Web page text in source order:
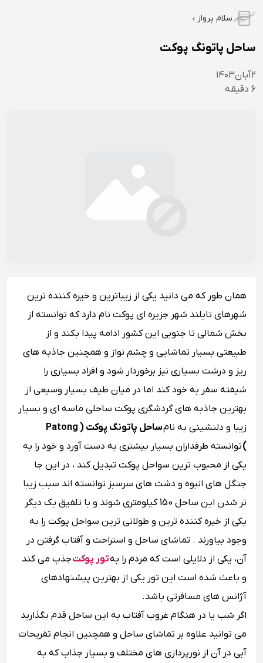
سلام پرواز
ساحل پاتونگ پوکت
۲آبان۱۴۰۳
6 دقیقه
همان طور که می دانید یکی از زیباترین و خیره کننده ترین
شهرهای تایلند شهر جزیره ای پوکت نام دارد که توانسته از
بخش شمالی تا جنوبی این کشور ادامه پیدا بکند و از
طبیعتی بسیار تماشایی و چشم نواز و همچنین جاذبه های
ریز و درشت بسیاری نیز برخوردار شود و افراد بسیاری را
شیفته سفر به خود کند اما در میان طیف بسیار وسیعی از
بهترین جاذبه های گردشگری پوکت ساحلی ماسه ای و بسیار
زیبا و دلنشینی به نام
ساحل پاتونگ پوکت ( Patong
)توانسته طرفداران بسیار بیشتری به دست آورد و خود را به
یکی از محبوب ترین سواحل پوکت تبدیل کند ، در این جا
جنگل های انبوه و دشت های سرسبز توانسته اند سبب زیبا
تر شدن این ساحل 150 کیلومتری شوند و با تلفیق یک دیگر
یکی از خیره کننده ترین و طولانی ترین سواحل پوکت را به
وجود بیاورند . تماشای ساحل و استراحت و آفتاب گرفتن در
آن، یکی از دلایلی است که مردم را بهتور پوکتجذب می کند
و باعث شده است این تور یکی از بهترین پیشنهادهای
آژانس های مسافرتی باشد.
اگر شب یا در هنگام غروب آفتاب به این ساحل قدم بگذارید
می توانید علاوه بر تماشای ساحل و همچنین انجام تفریحات
آبی در آن از نورپردازی ‌های مختلف و بسیار جذاب که به